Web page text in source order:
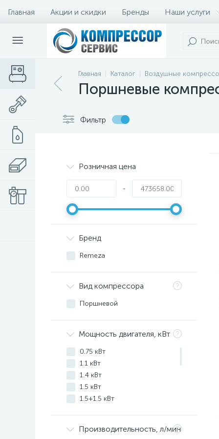
Главная Акции и скидки Бренды Наши услуги
Главная Каталог Воздушные
Поршневые
Фильтр
Розничная цена
-
Бренд
Remeza
Вид компрессора
Поршневой
Мощность двигателя, кВт
0.75 кВт
1.1 кВт
1.4 кВт
1.5 кВт
1.5+1.5 кВт
3 кВт
Производительность, л/мин